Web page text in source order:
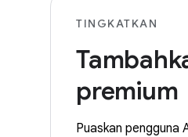
TINGKATKAN
premium
Puaskan